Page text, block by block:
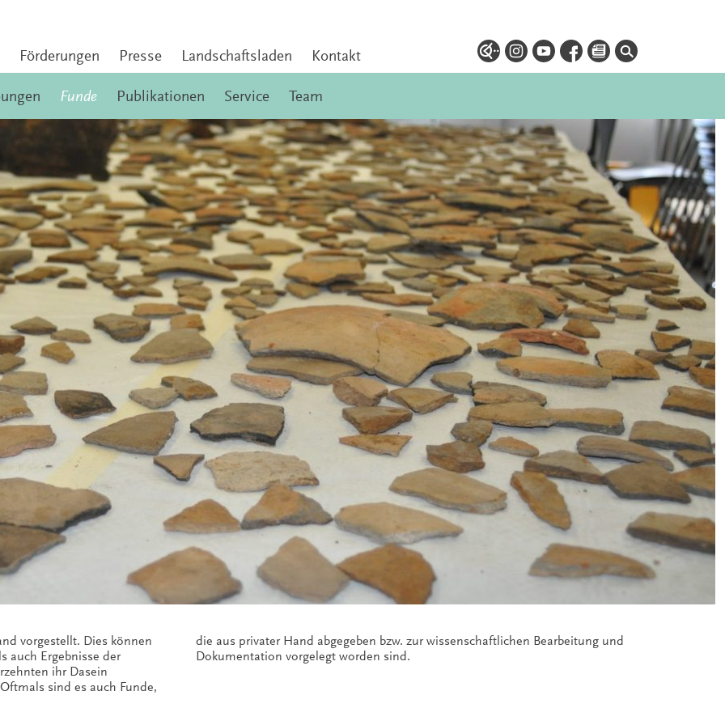
Förderungen Presse Landschaftsladen Kontakt
Funde Publikationen Service Team
vorgestellt. Dies können
auch Ergebnisse der
ihr Dasein
sind es auch Funde,
Bearbeitung und
Dokumentation vorgelegt worden sind.